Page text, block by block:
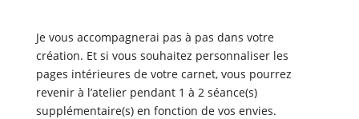
Je vous accompagnerai pas à pas dans votre
création. Et si vous souhaitez personnaliser les
pages intérieures de votre carnet, vous pourrez
revenir à l’atelier pendant 1 à 2 séance(s)
supplémentaire(s) en fonction de vos envies.